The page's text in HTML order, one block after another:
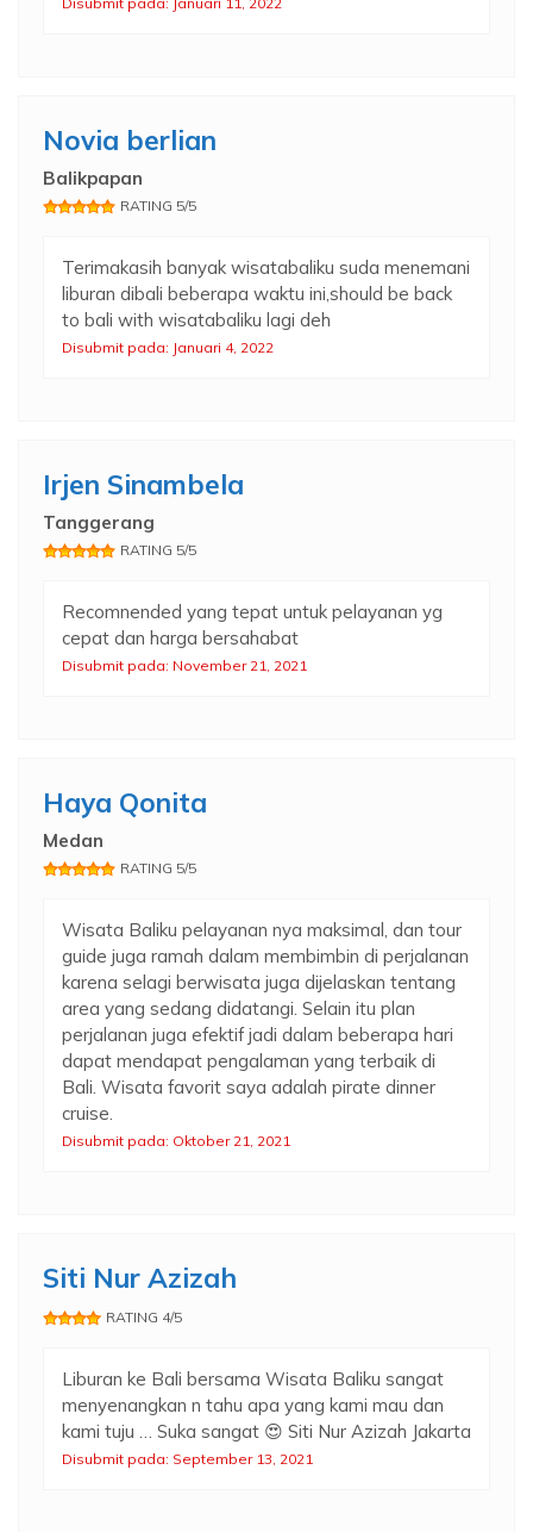
Novia berlian
Balikpapan
RATING 5/5
Terimakasih banyak wisatabaliku suda menemani
liburan dibali beberapa waktu ini,should be back
to bali with wisatabaliku lagi deh
Disubmit pada: Januari 4, 2022
Irjen Sinambela
Tanggerang
RATING 5/5
Recomnended yang tepat untuk pelayanan yg
cepat dan harga bersahabat
Disubmit pada: November 21, 2021
Haya Qonita
Medan
RATING 5/5
Wisata Baliku pelayanan nya maksimal, dan tour
guide juga ramah dalam membimbin di perjalanan
karena selagi berwisata juga dijelaskan tentang
area yang sedang didatangi. Selain itu plan
perjalanan juga efektif jadi dalam beberapa hari
dapat mendapat pengalaman yang terbaik di
Bali. Wisata favorit saya adalah pirate dinner
cruise.
Disubmit pada: Oktober 21, 2021
Siti Nur Azizah
RATING 4/5
Liburan ke Bali bersama Wisata Baliku sangat
menyenangkan n tahu apa yang kami mau dan
kami tuju … Suka sangat 😍 Siti Nur Azizah Jakarta
Disubmit pada: September 13, 2021